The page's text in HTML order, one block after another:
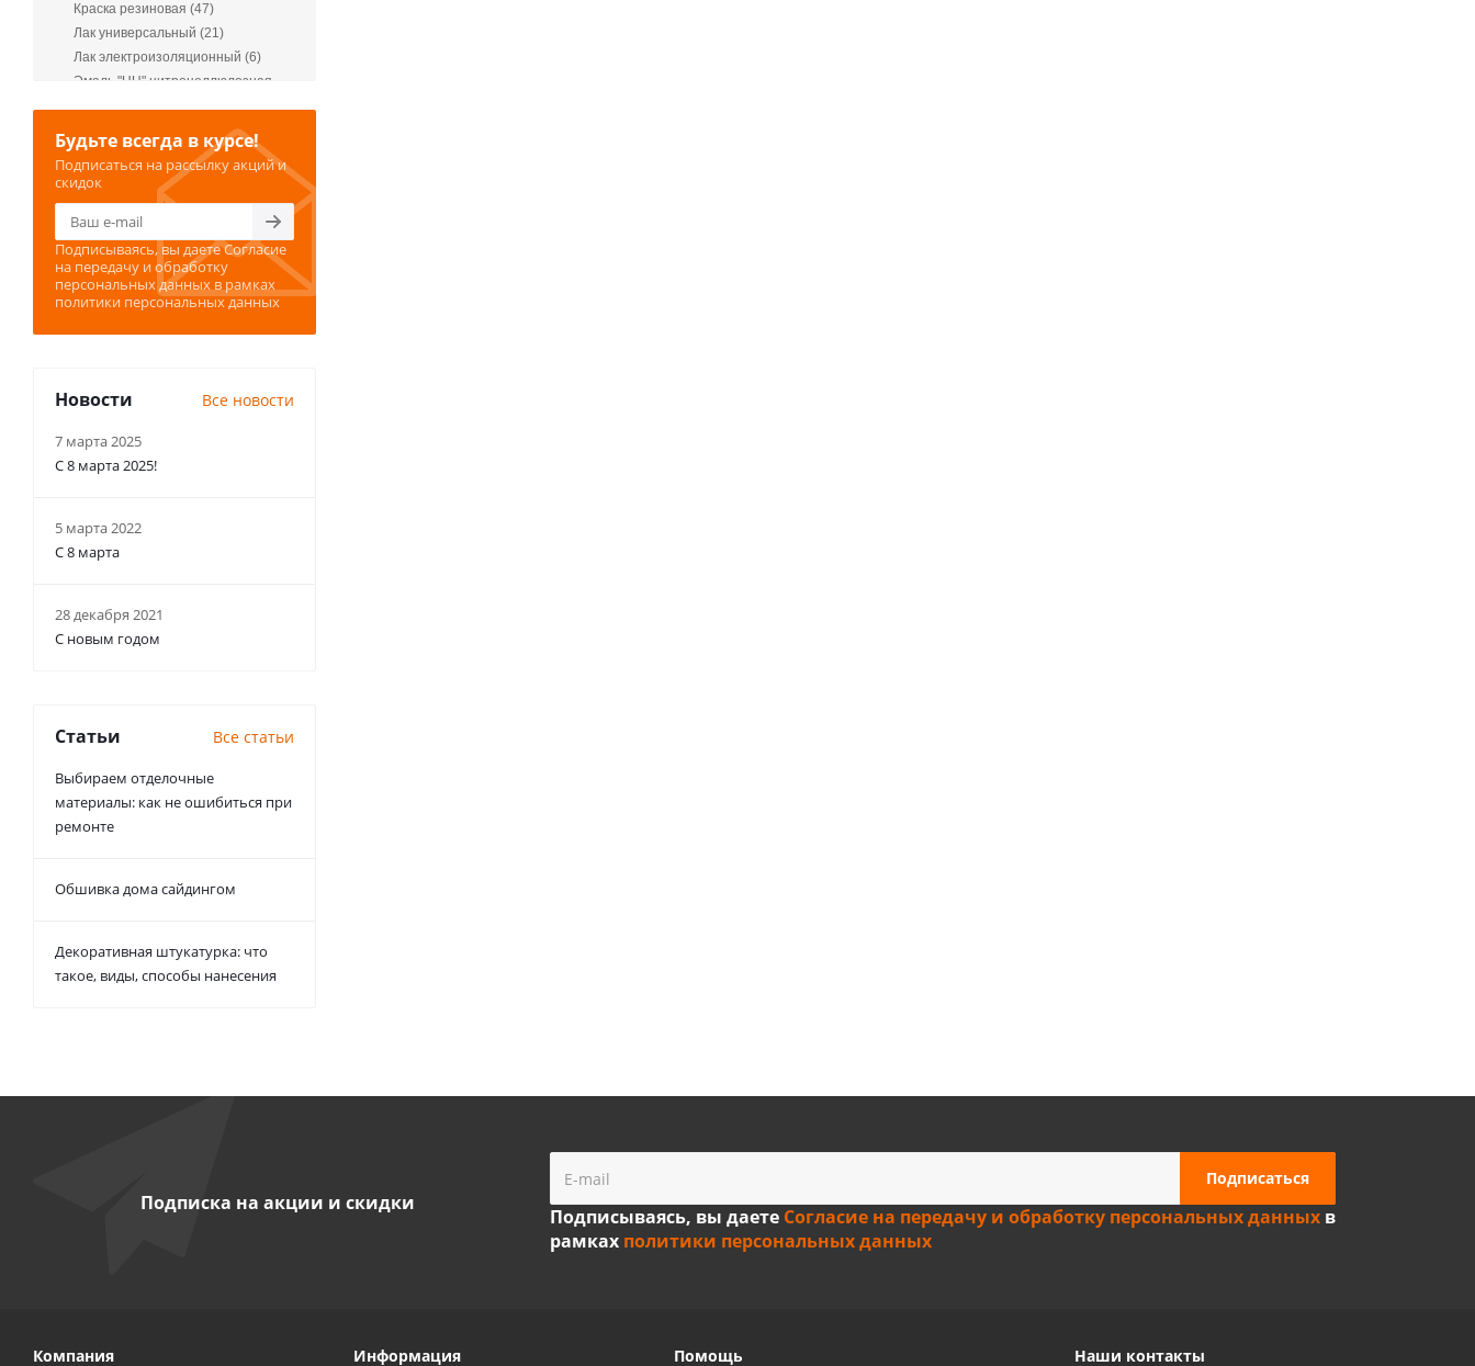
Краска резиновая (47)
Лак универсальный (21)
Лак электроизоляционный (6)
Эмаль "НЦ" нитроцеллюлозная
Эмаль акриловая (48)
Будьте всегда в курсе!
Подписаться на рассылку акций и
скидок
Подписываясь, вы даетеСогласие
на передачу и обработку
персональных данных в рамках
политики персональных данных
Новости Все новости
7 марта 2025
С 8 марта 2025!
5 марта 2022
С 8 марта
28 декабря 2021
С новым годом
Статьи Все статьи
Выбираем отделочные
материалы: как не ошибиться при
ремонте
Обшивка дома сайдингом
Декоративная штукатурка: что
такое, виды, способы нанесения
Подписка на акции и скидки
Подписываясь, вы даете Согласие на передачу и обработку персональных данныхв
рамках политики персональных данных
Компания Информация Помощь Наши контакты